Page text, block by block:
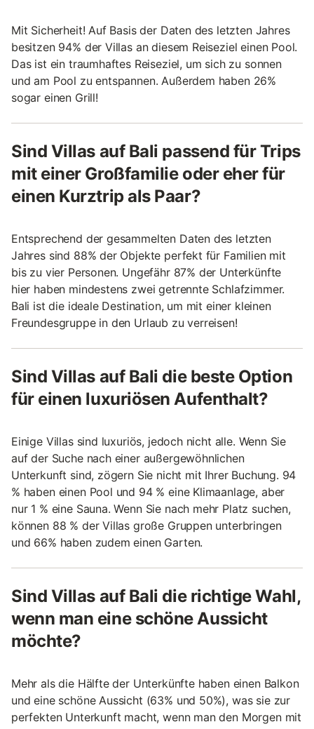
Mit Sicherheit! Auf Basis der Daten des letzten Jahres
besitzen 94% der Villas an diesem Reiseziel einen Pool.
Das ist ein traumhaftes Reiseziel, um sich zu sonnen
und am Pool zu entspannen. Außerdem haben 26%
sogar einen Grill!
Sind Villas auf Bali passend für Trips
mit einer Großfamilie oder eher für
einen Kurztrip als Paar?
Entsprechend der gesammelten Daten des letzten
Jahres sind 88% der Objekte perfekt für Familien mit
bis zu vier Personen. Ungefähr 87% der Unterkünfte
hier haben mindestens zwei getrennte Schlafzimmer.
Bali ist die ideale Destination, um mit einer kleinen
Freundesgruppe in den Urlaub zu verreisen!
Sind Villas auf Bali die beste Option
für einen luxuriösen Aufenthalt?
Einige Villas sind luxuriös, jedoch nicht alle. Wenn Sie
auf der Suche nach einer außergewöhnlichen
Unterkunft sind, zögern Sie nicht mit Ihrer Buchung. 94
% haben einen Pool und 94 % eine Klimaanlage, aber
nur 1 % eine Sauna. Wenn Sie nach mehr Platz suchen,
können 88 % der Villas große Gruppen unterbringen
und 66% haben zudem einen Garten.
Sind Villas auf Bali die richtige Wahl,
wenn man eine schöne Aussicht
möchte?
Mehr als die Hälfte der Unterkünfte haben einen Balkon
und eine schöne Aussicht (63% und 50%), was sie zur
perfekten Unterkunft macht, wenn man den Morgen mit